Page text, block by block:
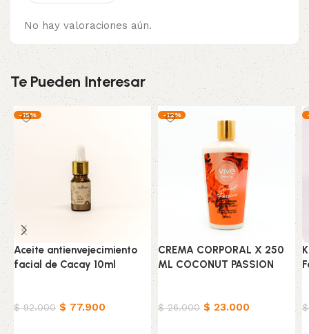
No hay valoraciones aún.
Te Pueden Interesar
-15%
Aceite antienvejecimiento
facial de Cacay 10ml
$92.000 $ 77.900
-12%
CREMA CORPORAL X 250
ML COCONUT PASSION
$26.000 $ 23.000 $